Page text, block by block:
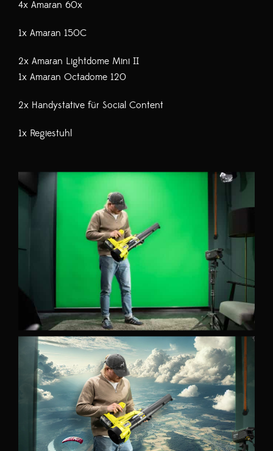
4x Amaran 60x
1x Amaran 150C
2x Amaran Lightdome Mini II
1x Amaran Octadome 120
2x Handystative für Social Content
1x Regiestuhl